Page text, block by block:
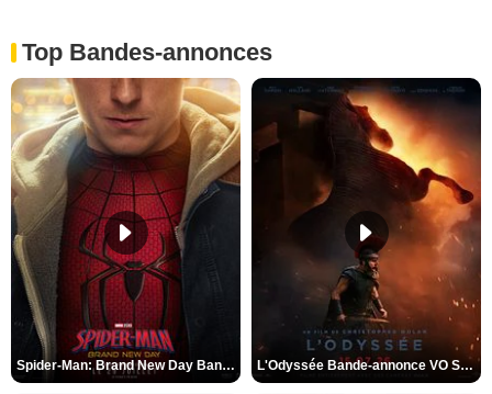
Top Bandes-annonces
Spider-Man: Brand New Day Bande-annonce VO STFR L'Odyssée Bande-annonce VO STFR